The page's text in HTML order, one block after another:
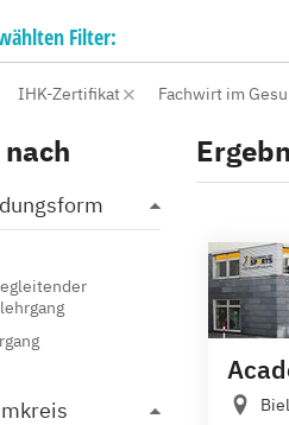
Filter:
IHK-Zertifikat Fachwirt im